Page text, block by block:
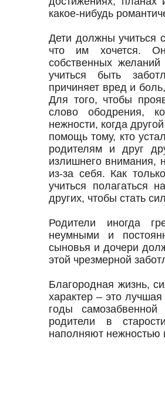
какое-нибудь
Дети должны учиться
что им хочется.
собственных
учиться быть
причиняет вред и
Для того, чтобы
слово ободрения,
нежности, когда
помощь тому, кто
родителям и друг
излишнего внимания,
из-за себя. Как
учиться полагаться
других, чтобы стать
Родители иногда
неумными и
сыновья и дочери
этой чрезмерной
Благородная жизнь,
характер – это
годы
родители в
наполняют нежностью